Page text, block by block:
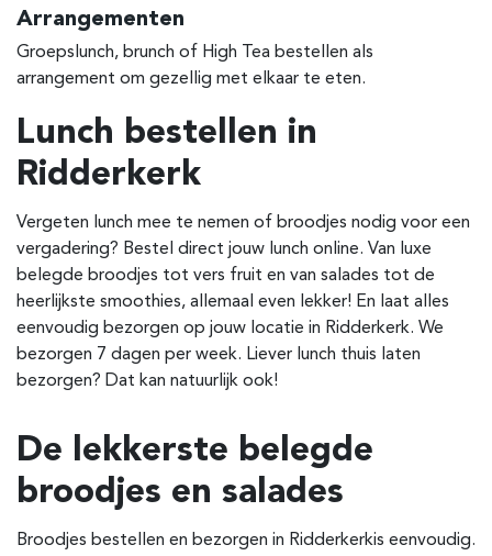
Arrangementen
Groepslunch, brunch of High Tea bestellen als
arrangement om gezellig met elkaar te eten.
Lunch bestellen in
Ridderkerk
Vergeten lunch mee te nemen of broodjes nodig voor een
vergadering? Bestel direct jouw lunch online. Van luxe
belegde broodjes tot vers fruit en van salades tot de
heerlijkste smoothies, allemaal even lekker! En laat alles
eenvoudig bezorgen op jouw locatie in Ridderkerk. We
bezorgen 7 dagen per week. Liever lunch thuis laten
bezorgen? Dat kan natuurlijk ook!
De lekkerste belegde
broodjes en salades
Broodjes bestellen en bezorgen in Ridderkerkis eenvoudig.